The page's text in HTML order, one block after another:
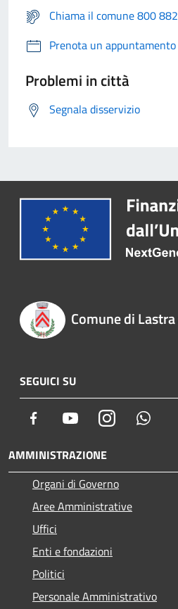
Chiama il comune 800
Prenota un appuntamento
Problemi in città
Segnala disservizio
Comune di
SEGUICI SU
Facebook YoutubeInstagram
AMMINISTRAZIONE
Organi di Governo
Aree Amministrative
Uffici
Enti e fondazioni
Politici
Personale Amministrativo